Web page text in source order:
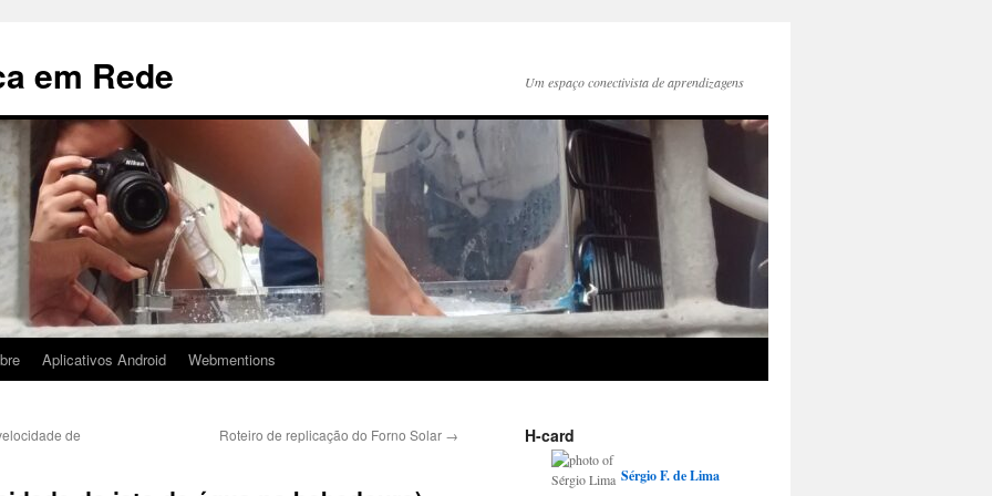
em Rede Um espaço conectivista de aprendizagens
Aplicativos Android Webmentions
de
Roteiro de replicação do Forno Solar → H-card
SérgioF.de Lima